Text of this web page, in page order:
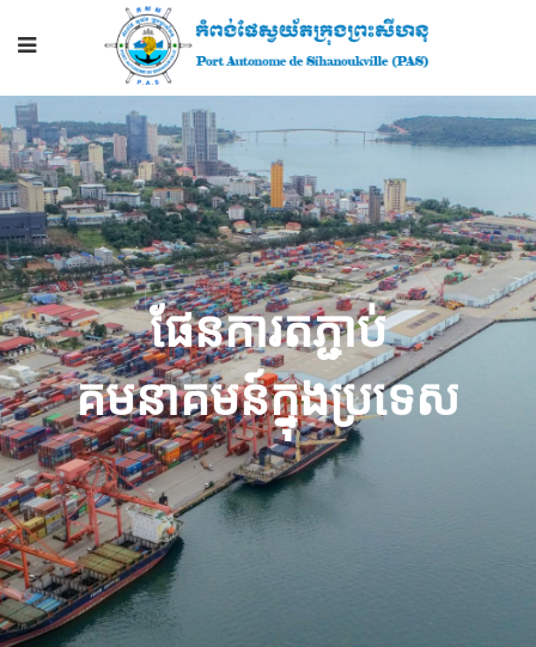
ផែន​ការ​តភ្ជាប់
គមនាគមន៍ក្នុងប្រទេស